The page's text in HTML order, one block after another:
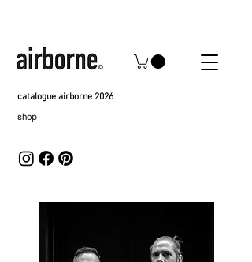
catalogue airborne 2026
shop